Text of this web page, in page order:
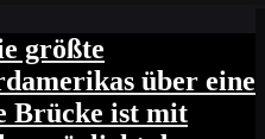
größte
über eine
Brücke ist mit